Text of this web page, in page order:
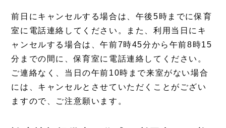
前日にキャンセルする場合は、午後5時までに保育
室に電話連絡してください。また、利用当日にキ
ャンセルする場合は、午前7時45分から午前8時15
分までの間に、保育室に電話連絡してください。
ご連絡なく、当日の午前10時まで来室がない場合
には、キャンセルとさせていただくことがござい
ますので、ご注意願います。